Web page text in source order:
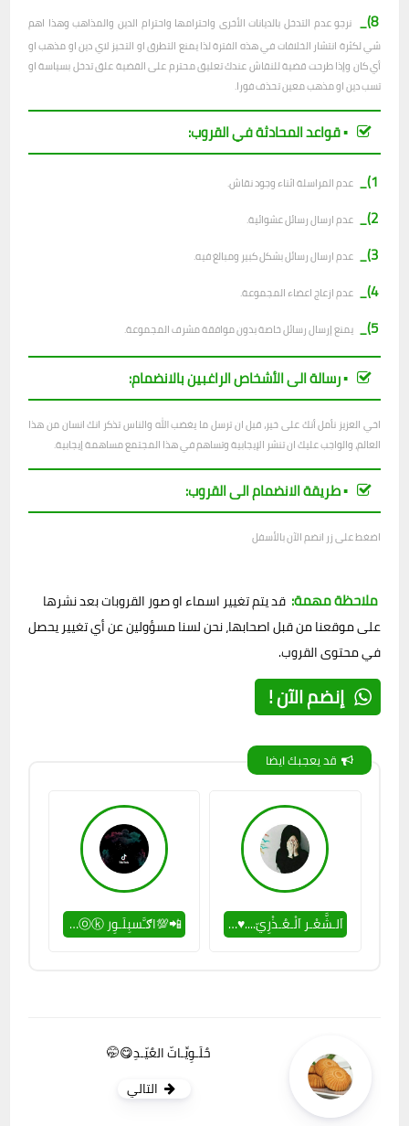
8)_
نرجو عدم التدخل بالديانات الأخرى واحترامها واحترام الدين والمذاهب وهذا اهم
شي لكثرة انتشار الخلافات في هذه الفترة لذا يمنع التطرق او التحيز لاي دين او مذهب او
أي كان وإذا طرحت قضية للنقاش عندك تعليق محترم على القضية علق تدخل بسياسة او
تسب دين او مذهب معين تحذف فورا.
▪︎ قواعد المحادثة في القروب:
1)_
عدم المراسلة اثناء وجود نقاش.
2)_ عدم ارسال رسائل عشوائية.
3)_ عدم ارسال رسائل بشكل كبير ومبالغ فيه.
4)_ عدم ازعاج اعضاء المجموعة.
5)_ يمنع إرسال رسائل خاصة بدون موافقة مشرف المجموعة.
▪︎ رسالة الى الأشخاص الراغبين بالانضمام:
اخي العزيز نأمل أنك على خير، قبل ان ترسل ما يغضب الله والناس تذكر انك انسان من هذا
العالم، والواجب عليك ان تنشر الإيجابية وتساهم في هذا المجتمع مساهمة إيجابية.
▪︎ طريقة الانضمام الى القروب:
اضغط على زر انضم الآن بالأسفل
ملاحظة مهمة: قد يتم تغيير اسماء او صور القروبات بعد نشرها
على موقعنا من قبل اصحابها، نحن لسنا مسؤولين عن أي تغيير يحصل
في محتوى القروب.
إنضم الآن !
قد يعجبك ايضا
اَلـشَّعْـر اَلْـعُـذْرِيّ....♥︎🎼 📲💯اګـَّسبِلَـوِر ⓣⓘⓚ ⓣⓞⓚ💯📲
حٌلَـوِيِّـاتّ العٌيّـدِ😋🤭
التالي